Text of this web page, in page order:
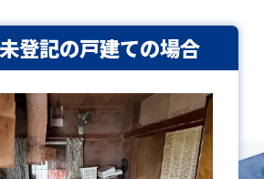
登記の戸建ての場合